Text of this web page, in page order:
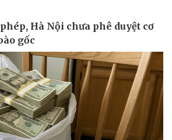
Quân sự - Quốc phòng